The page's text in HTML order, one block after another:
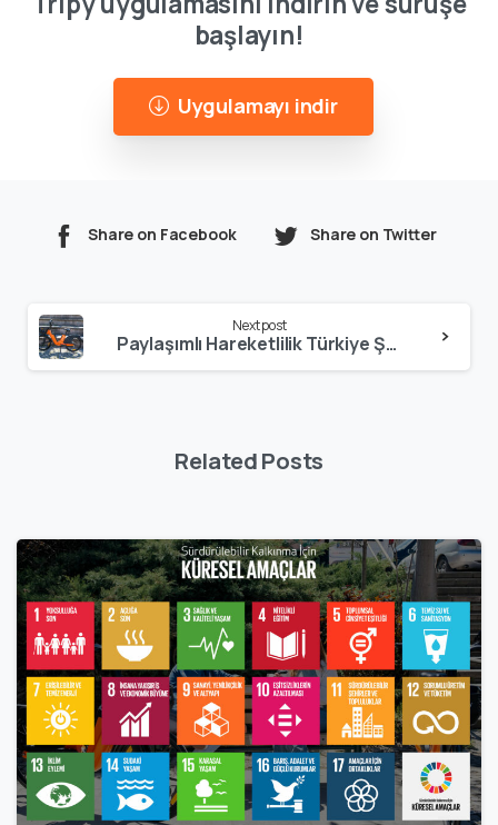
başlayın!
Uygulamayı indir
Share on Facebook Share on Twitter
Continue
Reading
Next post
Paylaşımlı Hareketlilik Türkiye Şehirleri İçin Ne Yapabilir?
Related Posts
8